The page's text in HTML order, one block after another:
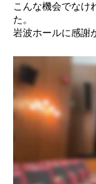
こんな機会でなけ
た。
岩波ホールに感謝